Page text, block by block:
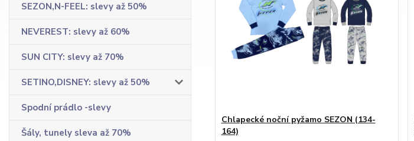
SEZON,N-FEEL: slevy až 50%
NEVEREST: slevy až 60%
SUN CITY: slevy až 70%
SETINO,DISNEY: slevy až 50%
Spodní prádlo -slevy
Šály, tunely sleva až 70%
Chlapecké noční pyžamo SEZON (134-
164)